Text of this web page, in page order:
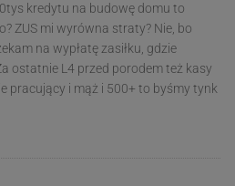
kredytu na budowę domu to
ZUS mi wyrówna straty? Nie, bo
na wypłatę zasiłku, gdzie
ostatnie L4 przed porodem też kasy
pracujący i mąż i 500+ to byśmy tynk